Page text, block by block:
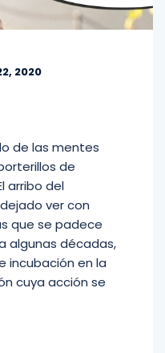
2020
de las mentes
de
arribo del
ver con
que se padece
algunas décadas,
incubación en la
cuya acción se